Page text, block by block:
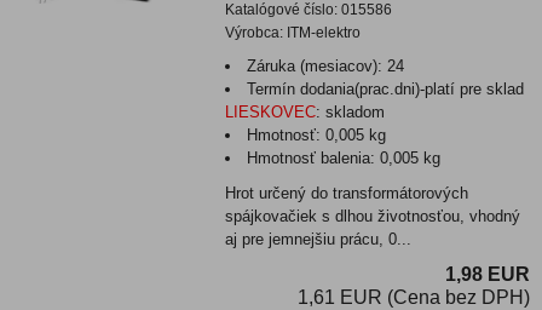
Katalógové číslo: 015586
Výrobca: ITM-elektro
Záruka (mesiacov): 24
Termín dodania(prac.dni)-platí pre sklad
LIESKOVEC: skladom
Hmotnosť:0,005 kg
Hmotnosť balenia:0,005 kg
Hrot určený do transformátorových
spájkovačiek s dlhou životnosťou, vhodný
aj pre jemnejšiu prácu, 0...
1,98 EUR
1,61 EUR (Cena bez DPH)